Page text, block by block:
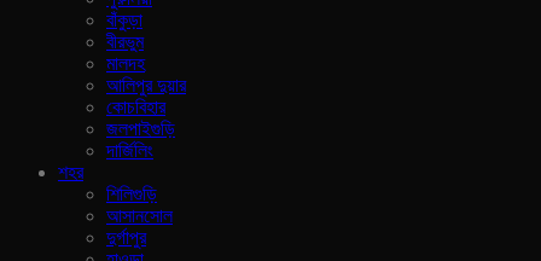
বাঁকুড়া
বীরভুম
মালদহ
আলিপুর দুয়ার
কোচবিহার
জলপাইগুড়ি
দার্জিলিং
শহর
শিলিগুড়ি
আসানসোল
দুর্গাপুর